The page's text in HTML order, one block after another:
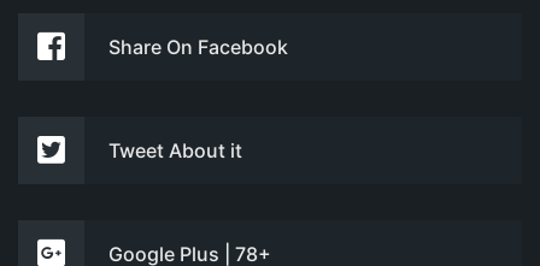
Share On Facebook
Tweet About it
Google Plus | 78+